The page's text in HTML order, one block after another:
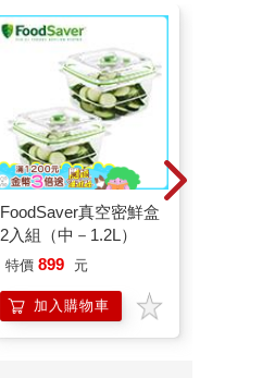
FoodSaver真空密鮮盒
2入組（中－1.2L）
特價 899 元
加入購物車